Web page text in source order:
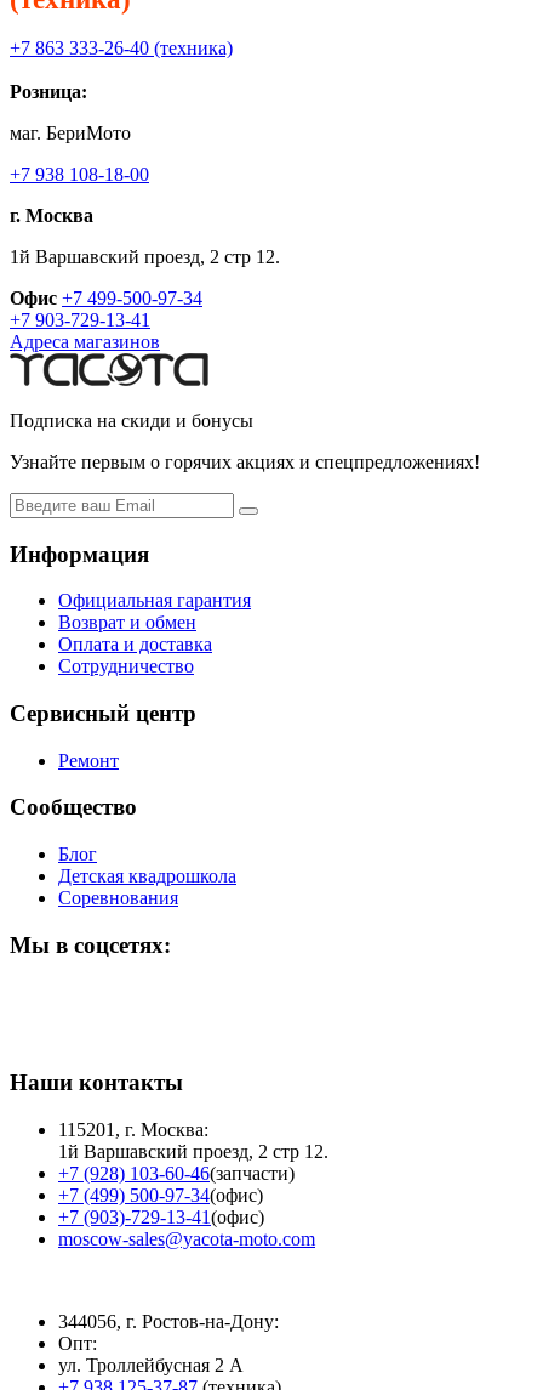
+7 863 333-26-40 (техника)
Розница:
маг. БериМото
+7 938 108-18-00
г. Москва
1й Варшавский проезд, 2 стр 12.
Офис +7 499-500-97-34
+7 903-729-13-41
Адреса магазинов
Подписка на скиди и бонусы
Узнайте первым о горячих акциях и спецпредложениях!
Информация
Официальная гарантия
Возврат и обмен
Оплата и доставка
Сотрудничество
Сервисный центр
Ремонт
Сообщество
Блог
Детская квадрошкола
Соревнования
Мы в соцсетях:
Наши контакты
115201, г. Москва:
1й Варшавский проезд, 2 стр 12.
+7 (928) 103-60-46(запчасти)
+7 (499) 500-97-34(офис)
+7 (903)-729-13-41(офис)
moscow-sales@yacota-moto.com
344056, г. Ростов-на-Дону:
Опт:
ул. Троллейбусная 2 А